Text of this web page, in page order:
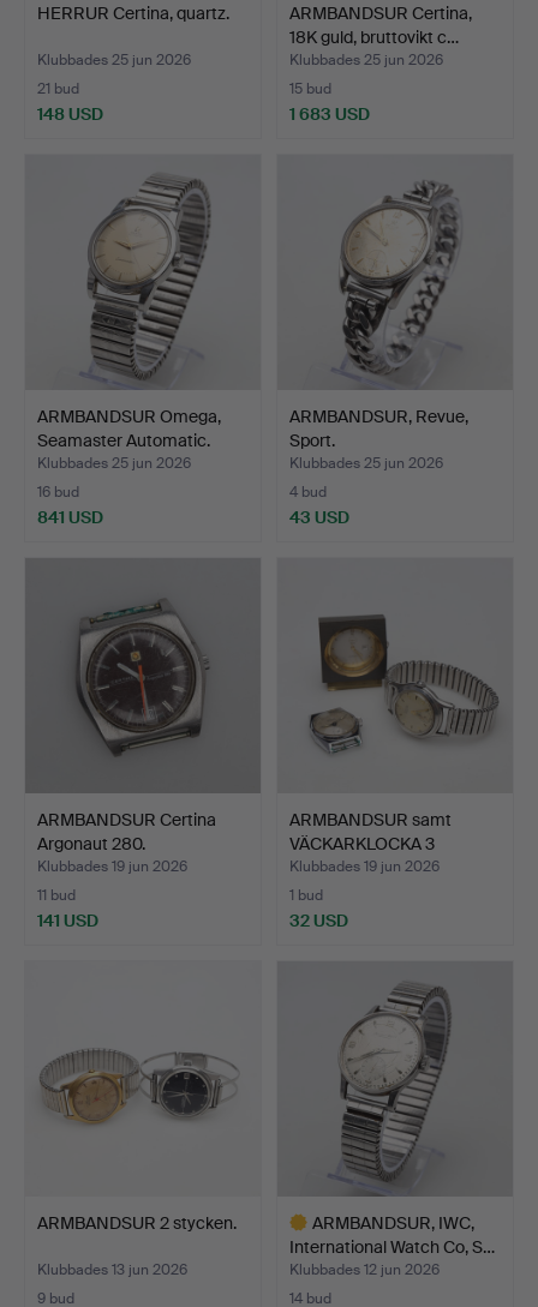
HERRUR Certina, quartz.
Klubbades 25 jun 2026
21 bud
148 USD
ARMBANDSUR Certina,
18K guld, bruttovikt c…
Klubbades 25 jun 2026
15 bud
1 683 USD
ARMBANDSUR Omega,
Seamaster Automatic.
Klubbades 25 jun 2026
16 bud
841 USD
ARMBANDSUR, Revue,
Sport.
Klubbades 25 jun 2026
4 bud
43 USD
ARMBANDSUR Certina
Argonaut 280.
Klubbades 19 jun 2026
11 bud
141 USD
ARMBANDSUR samt
VÄCKARKLOCKA 3
stycken.
Klubbades 19 jun 2026
1 bud
32 USD
ARMBANDSUR 2 stycken.
Klubbades 13 jun 2026
9 bud
ARMBANDSUR, IWC,
International Watch Co, S…
Klubbades 12 jun 2026
14 bud